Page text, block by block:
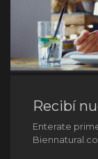
Recibí
Enterate